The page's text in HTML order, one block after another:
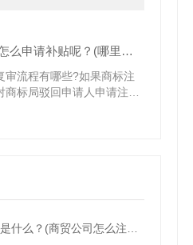
国际商标怎么申请补贴呢？(哪里可以申请海外商标补贴)
审流程有哪些?如果商标注
商标局驳回申请人申请注册
。2、